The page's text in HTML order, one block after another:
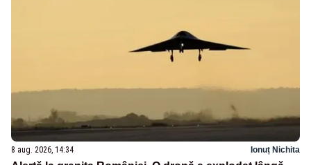
8 aug. 2026, 14:34 Ionuț Nichita